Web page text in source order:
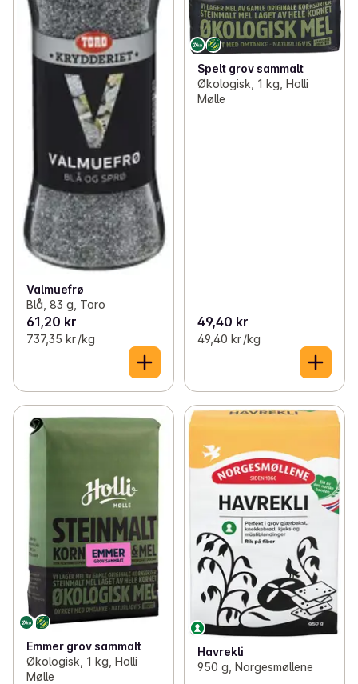
Valmuefrø
Blå, 83 g, Toro
61,20 kr
737,35 kr /kg
Spelt grov sammalt
Økologisk, 1 kg, Holli
Mølle
49,40 kr
49,40 kr /kg
Emmer grov sammalt
Økologisk, 1 kg, Holli
Mølle
Havrekli
950 g, Norgesmøllene